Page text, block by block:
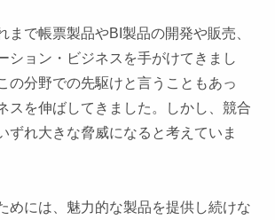
まで帳票製品やBI製品の開発や販売、
ション・ビジネスを手がけてきまし
の分野での先駆けと言うこともあっ
スを伸ばしてきました。しかし、競合
ずれ大きな脅威になると考えていま
めには、魅力的な製品を提供し続けな